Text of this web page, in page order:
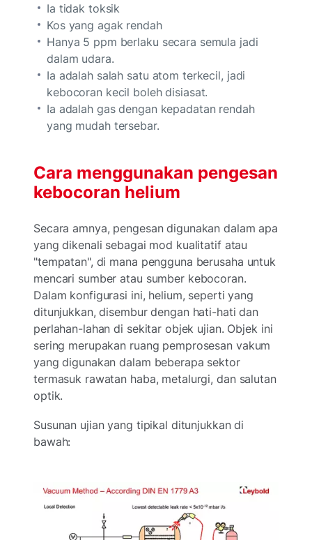
Ia tidak toksik
Kos yang agak rendah
Hanya 5 ppm berlaku secara semula jadi
dalam udara.
Ia adalah salah satu atom terkecil, jadi
kebocoran kecil boleh disiasat.
Ia adalah gas dengan kepadatan rendah
yang mudah tersebar.
Cara menggunakan pengesan
kebocoran helium
Secara amnya, pengesan digunakan dalam apa
yang dikenali sebagai mod kualitatif atau
"tempatan", di mana pengguna berusaha untuk
mencari sumber atau sumber kebocoran.
Dalam konfigurasi ini, helium, seperti yang
ditunjukkan, disembur dengan hati-hati dan
perlahan-lahan di sekitar objek ujian. Objek ini
sering merupakan ruang pemprosesan vakum
yang digunakan dalam beberapa sektor
termasuk rawatan haba, metalurgi, dan salutan
optik.
Susunan ujian yang tipikal ditunjukkan di
bawah: